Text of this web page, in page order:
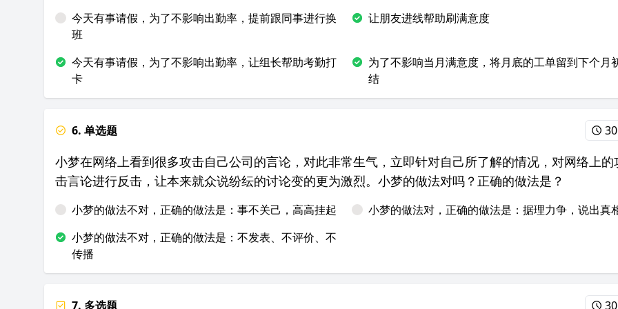
今天有事请假，为了不影响出勤率，提前跟同事进行换
班
让朋友进线帮助刷满意度
今天有事请假，为了不影响出勤率，让组长帮助考勤打
卡
为了不影响当月满意度，将月底的工单留到下个月
结
6. 单选题
小梦在网络上看到很多攻击自己公司的言论，对此非常生气，立即针对自己所了解的情况，对网络上的
击言论进行反击，让本来就众说纷纭的讨论变的更为激烈。小梦的做法对吗？正确的做法是？
小梦的做法不对，正确的做法是：事不关己，高高挂起
小梦的做法对，正确的做法是：据理力争，说出真
小梦的做法不对，正确的做法是：不发表、不评价、不
传播
7. 多选题